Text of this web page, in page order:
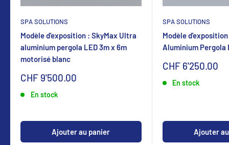
SPA SOLUTIONS
Modèle d'exposition : SkyMax Ultra
aluminium pergola LED 3m x 6m
motorisé blanc
Sonderpreis
CHF 9'500.00
En stock
Ajouter au panier
SPA SOLUTIONS
Modèle
Aluminium Pergola
Sonderpreis
CHF 6'250.00
En stock
Ajouter